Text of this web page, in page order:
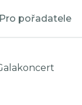
Pro pořadatele